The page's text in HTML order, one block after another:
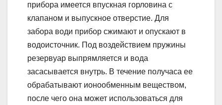
прибора имеется впускная горловина с
клапаном и выпускное отверстие. Для
забора води прибор сжимают и опускают в
водоисточник. Под воздействием пружины
резервуар выпрямляется и вода
засасывается внутрь. В течение получаса ее
обрабатывают ионообменным веществом,
после чего она может использоваться для